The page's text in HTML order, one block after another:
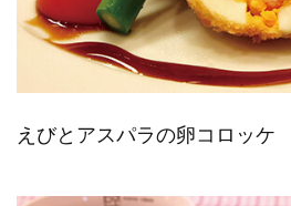
えびとアスパラの卵コロッケ